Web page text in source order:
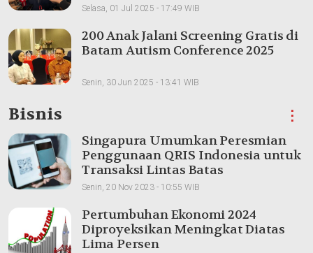
Selasa, 01 Jul 2025 - 17:49 WIB
200 Anak Jalani Screening Gratis di
Batam Autism Conference 2025
Senin, 30 Jun 2025 - 13:41 WIB
Bisnis ⋮
Singapura Umumkan Peresmian
Penggunaan QRIS Indonesia untuk
Transaksi Lintas Batas
Senin, 20 Nov 2023 - 10:55 WIB
Pertumbuhan Ekonomi 2024
Diproyeksikan Meningkat Diatas
Lima Persen